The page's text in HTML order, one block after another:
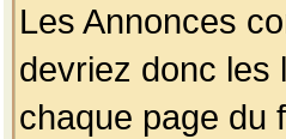
Les Annonces
devriez donc les
chaque page du